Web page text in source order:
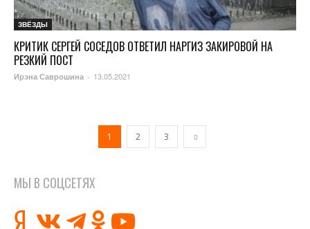
ЗВЁЗДЫ
КРИТИК СЕРГЕЙ СОСЕДОВ ОТВЕТИЛ НАРГИЗ ЗАКИРОВОЙ НА
РЕЗКИЙ ПОСТ
Ирэна Саврошина - 13.05.2021
1 2 3
МЫ В СОЦСЕТЯХ